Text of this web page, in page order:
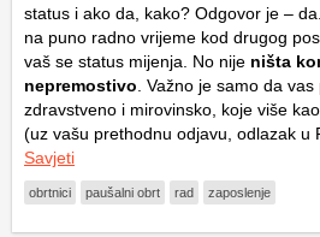
status i ako da, kako? Odgovor je –
na puno radno vrijeme kod drugog
vaš se status mijenja. No nije ništa
nepremostivo . Važno je samo da
zdravstveno i mirovinsko, koje više
(uz vašu prethodnu odjavu, odlazak
Savjeti
obrtnici paušalni obrt rad zaposlenje